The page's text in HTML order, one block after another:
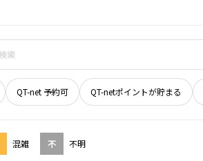
QT-net 予約可 QT-netポイントが貯まる
混雑 不 不明